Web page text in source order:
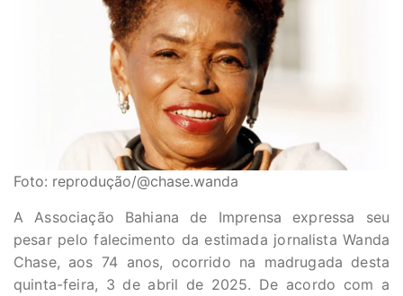
Foto: reprodução/@chase.wanda
A Associação Bahiana de Imprensa expressa seu
pesar pelo falecimento da estimada jornalista Wanda
Chase, aos 74 anos, ocorrido na madrugada desta
quinta-feira, 3 de abril de 2025. De acordo com a